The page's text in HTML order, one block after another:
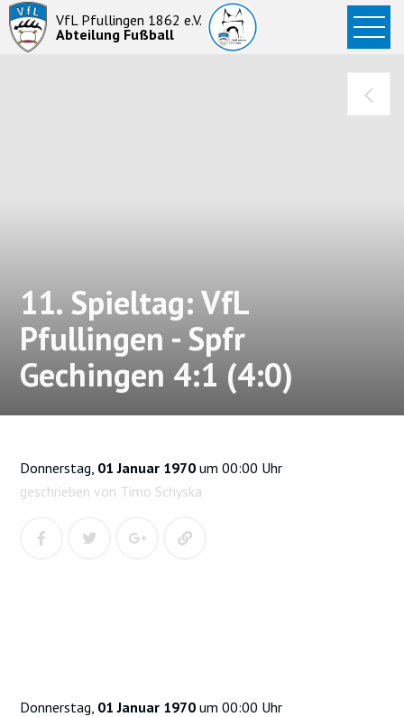
VfL Pfullingen 1862 e.V.
Abteilung Fußball
Startseite
News
11. Spieltag: VfL
Pfullingen - Spfr
Gechingen 4:1 (4:0)
Donnerstag, 01 Januar 1970 um 00:00 Uhr
geschrieben von Timo Schyska
Donnerstag, 01 Januar 1970 um 00:00 Uhr